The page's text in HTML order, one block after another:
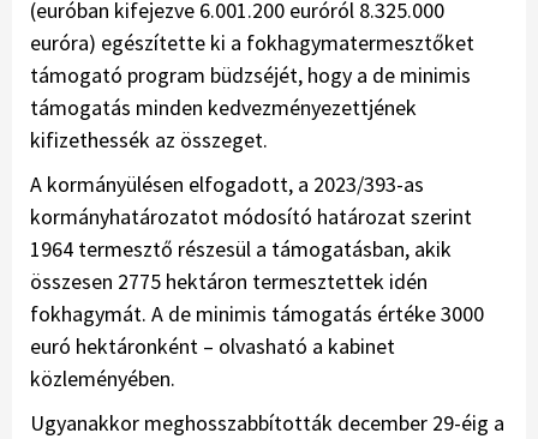
(euróban kifejezve 6.001.200 euróról 8.325.000
euróra) egészítette ki a fokhagymatermesztőket
támogató program büdzséjét, hogy a de minimis
támogatás minden kedvezményezettjének
kifizethessék az összeget.
A kormányülésen elfogadott, a 2023/393-as
kormányhatározatot módosító határozat szerint
1964 termesztő részesül a támogatásban, akik
összesen 2775 hektáron termesztettek idén
fokhagymát. A de minimis támogatás értéke 3000
euró hektáronként – olvasható a kabinet
közleményében.
Ugyanakkor meghosszabbították december 29-éig a